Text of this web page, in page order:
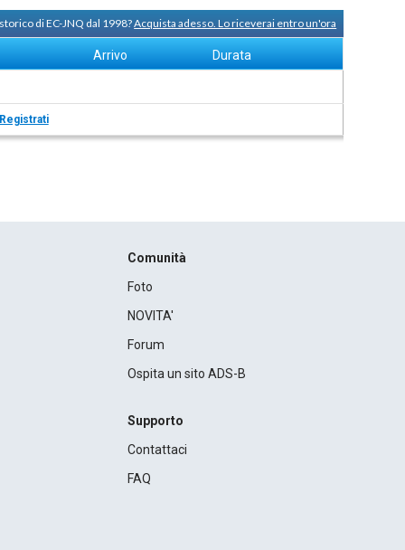
di EC-JNQ dal 1998?Acquista adesso. Lo riceverai entro un'ora
Arrivo Durata
Comunità
Foto
NOVITA'
Forum
Ospita un sito ADS-B
Supporto
Contattaci
FAQ